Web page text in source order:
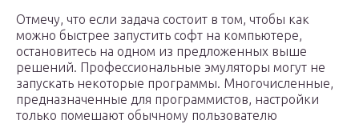
Отмечу, что если задача состоит в том, чтобы как
можно быстрее запустить софт на компьютере,
остановитесь на одном из предложенных выше
решений. Профессиональные эмуляторы могут не
запускать некоторые программы. Многочисленные,
предназначенные для программистов, настройки
только помешают обычному пользователю